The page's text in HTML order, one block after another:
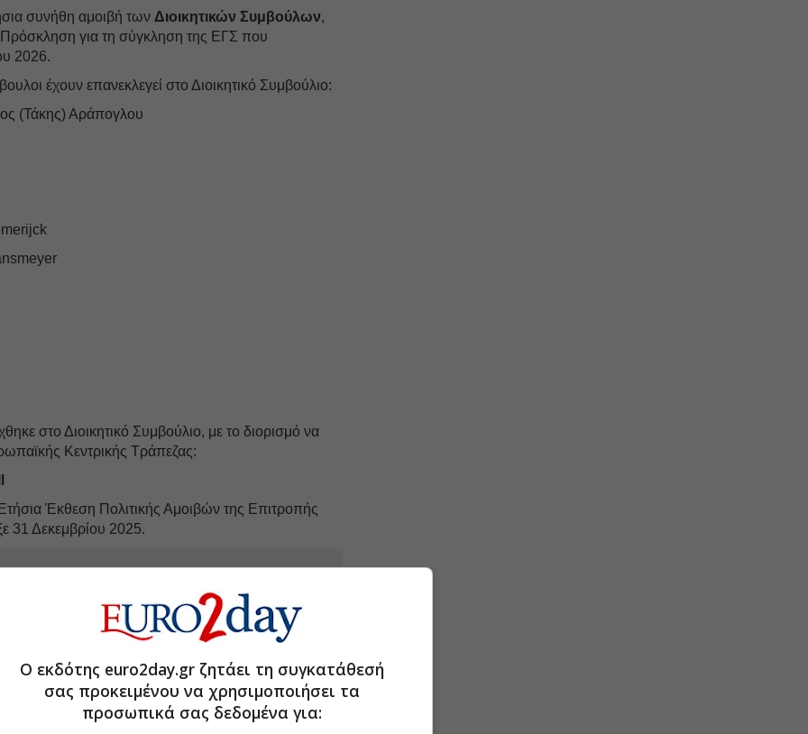
συνήθη αμοιβή τωνΔιοικητικών Συμβούλων,
για τη σύγκληση της ΕΓΣ που
2026.
έχουν επανεκλεγεί στο Διοικητικό Συμβούλιο:
(Τάκης) Αράπογλου
στο Διοικητικό Συμβούλιο, με το διορισμό να
Κεντρικής Τράπεζας:
Έκθεση Πολιτικής Αμοιβών της Επιτροπής
31 Δεκεμβρίου 2025.
Google Discover!
εξελίξεις με την υπογραφη εγκυρότητας του Euro2day.gr
FOLLOW US
Ακολουθήστε τη σελίδα τουEuro2day.grστοLinkedin
τελικού μερίσματος ύψους €0.50
ανά
Ο εκδότης euro2day.gr ζητάει τη συγκατάθεσή
σας προκειμένου να χρησιμοποιήσει τα
προσωπικά σας δεδομένα για: